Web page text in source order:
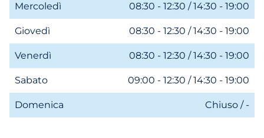
Mercoledì 08:30 - 12:30 / 14:30 - 19:00
Giovedì 08:30 - 12:30 / 14:30 - 19:00
Venerdì 08:30 - 12:30 / 14:30 - 19:00
Sabato 09:00 - 12:30 / 14:30 - 19:00
Domenica Chiuso / -